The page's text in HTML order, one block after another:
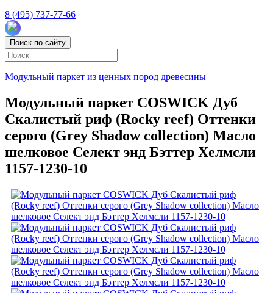
8 (495) 737-77-66
Поиск по сайту
Модульный паркет из ценных пород древесины
Модульный паркет COSWICK Дуб
Скалистый риф (Rocky reef) Оттенки
серого (Grеy Shadow collection) Масло
шелковое Селект энд Бэттер Хелмсли
1157-1230-10